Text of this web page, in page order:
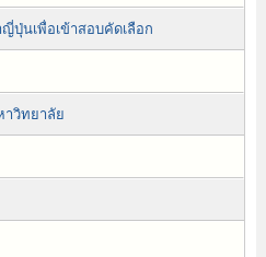
นเพื่อเข้าสอบคัดเลือก
าวิทยาลัย